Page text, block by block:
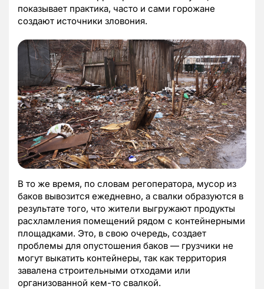
показывает практика, часто и сами горожане
создают источники зловония.
В то же время, по словам регоператора, мусор из
баков вывозится ежедневно, а свалки образуются в
результате того, что жители выгружают продукты
расхламления помещений рядом с контейнерными
площадками. Это, в свою очередь, создает
проблемы для опустошения баков — грузчики не
могут выкатить контейнеры, так как территория
завалена строительными отходами или
организованной кем-то свалкой.